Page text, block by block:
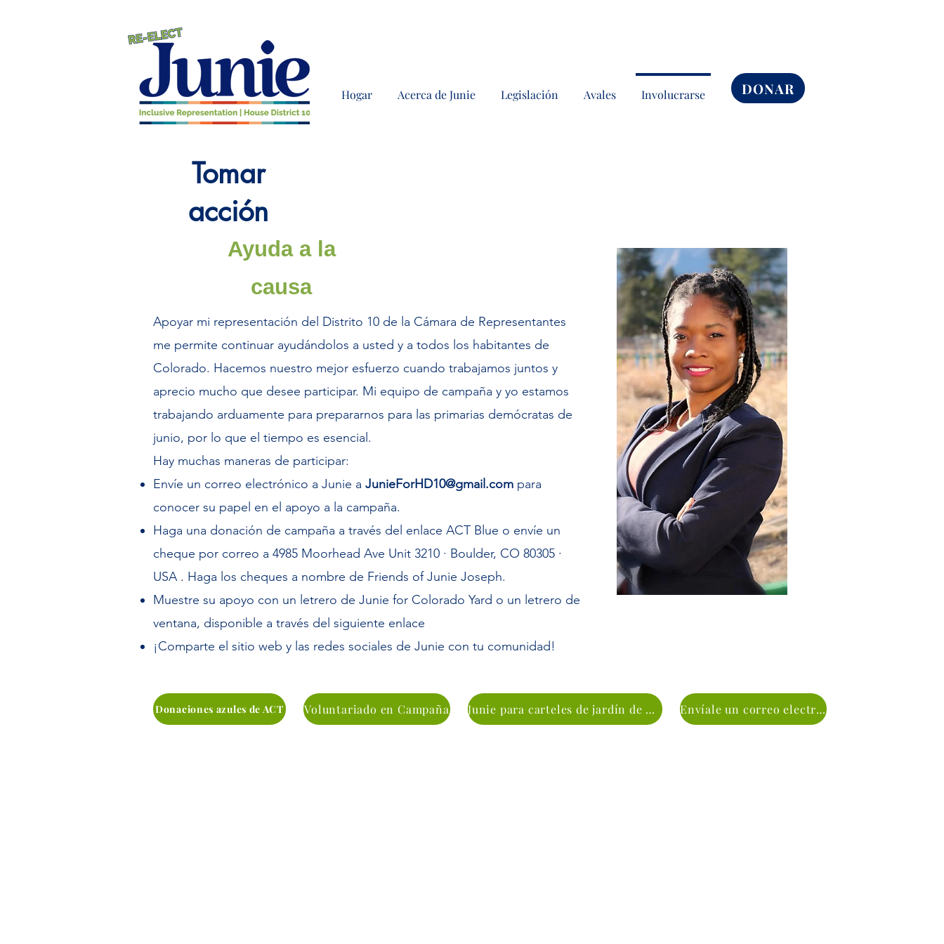
Hogar Acerca de Junie Legislación Avales Involucrarse DONAR
Tomar
acción
Ayuda a la
causa
Apoyar mi representación del Distrito 10 de la Cámara de Representantes
me permite continuar ayudándolos a usted y a todos los habitantes de
Colorado. Hacemos nuestro mejor esfuerzo cuando trabajamos juntos y
aprecio mucho que desee participar. Mi equipo de campaña y yo estamos
trabajando arduamente para prepararnos para las primarias demócratas de
junio, por lo que el tiempo es esencial.
Hay muchas maneras de participar:
Envíe un correo electrónico a Junie a JunieForHD10@gmail.com para
conocer su papel en el apoyo a la campaña.
Haga una donación de campaña a través del enlace ACT Blue o envíe un
cheque por correo a 4985 Moorhead Ave Unit 3210 · Boulder, CO 80305 ·
USA . Haga los cheques a nombre de Friends of Junie Joseph.
Muestre su apoyo con un letrero de Junie for Colorado Yard o un letrero de
ventana, disponible a través del siguiente enlace
¡Comparte el sitio web y las redes sociales de Junie con tu comunidad!
Donaciones azules de ACT Voluntariado en Campaña Junie para carteles de jardín de Colorado Envíale un correo electrónico a Junie